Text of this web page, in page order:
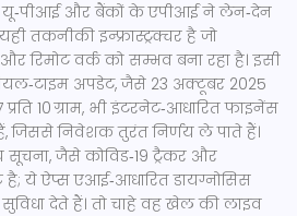
यू‑पीआई और बैंकों के एपीआई ने लेन‑देन
तकनीकी इन्फ्रास्ट्रक्चर है जो
रिमोट वर्क को सम्भव बना रहा है। इसी
अपडेट, जैसे 23 अक्टूबर 2025
प्रति 10 ग्राम, भी इंटरनेट‑आधारित फाइनेंस
जिससे निवेशक तुरंत निर्णय ले पाते हैं।
सूचना, जैसे कोविड‑19 ट्रैकर और
ये ऐप्स एआई‑आधारित डायग्नोसिस
देते हैं। तो चाहे वह खेल की लाइव